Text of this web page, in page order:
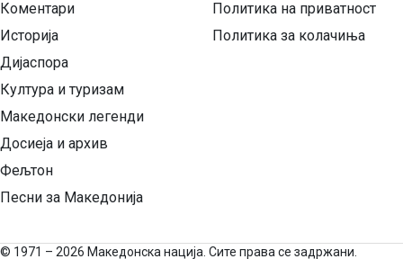
Коментари
Историја
Дијаспора
Култура и туризам
Македонски легенди
Досиеја и архив
Фељтон
Песни за Македонија
Политика на приватност
Политика за колачиња
© 1971 – 2026 Македонска нација. Сите права се задржани.